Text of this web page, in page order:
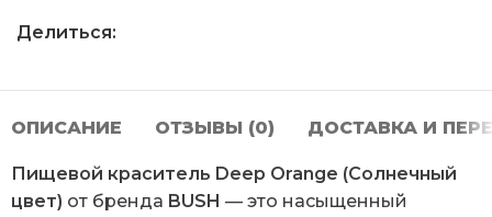
Делиться:
ОПИСАНИЕ ОТЗЫВЫ (0) ДОСТАВКА И
Пищевой краситель Deep Orange (Солнечный
цвет) от бренда BUSH — это насыщенный